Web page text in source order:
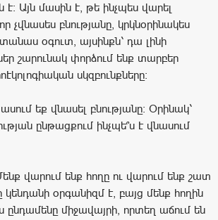
Այն մասին է, թե ինչպես վարել
չվնասես բնությանը, կրկնօրինակես
օգուտ, այսինքն՝ դա լինի
շարունակ փորձում ենք տարբեր
սկզբունքները։
եք վնասել բնությանը։ Օրինակ՝
ընթացքում ինչպե՞ս է վնասում
վարում ենք հողը ու վարում ենք շատ
կենդանի օրգանիզմ է, բայց մենք հողին
ընդամենը միջավայրի, որտեղ աճում են